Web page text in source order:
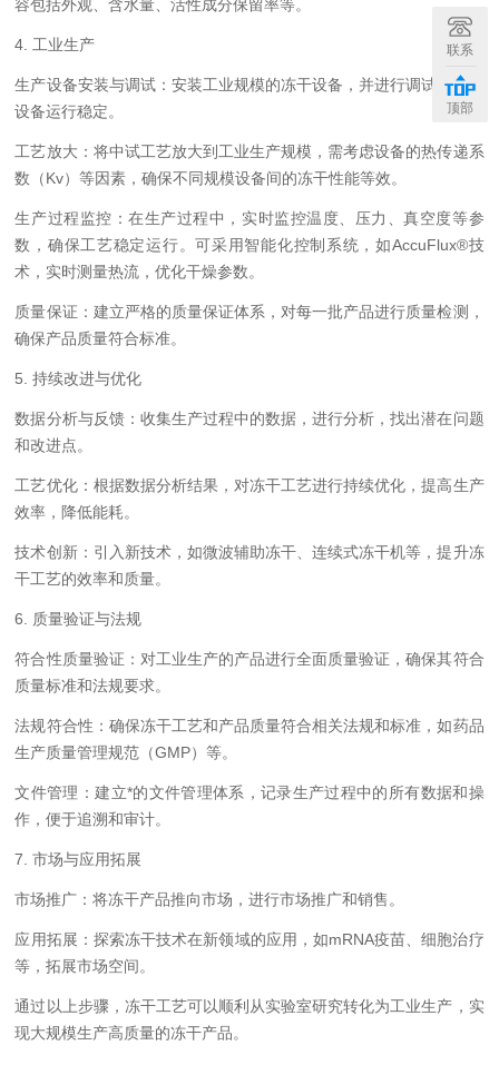
容包括外观、含水量、活性成分保留率等。
4. 工业生产
生产设备安装与调试：安装工业规模的冻干设备，并进行调试，确保
设备运行稳定。
工艺放大：将中试工艺放大到工业生产规模，需考虑设备的热传递系
数（Kv）等因素，确保不同规模设备间的冻干性能等效。
生产过程监控：在生产过程中，实时监控温度、压力、真空度等参
数，确保工艺稳定运行。可采用智能化控制系统，如AccuFlux®技
术，实时测量热流，优化干燥参数。
质量保证：建立严格的质量保证体系，对每一批产品进行质量检测，
确保产品质量符合标准。
5. 持续改进与优化
数据分析与反馈：收集生产过程中的数据，进行分析，找出潜在问题
和改进点。
工艺优化：根据数据分析结果，对冻干工艺进行持续优化，提高生产
效率，降低能耗。
技术创新：引入新技术，如微波辅助冻干、连续式冻干机等，提升冻
干工艺的效率和质量。
6. 质量验证与法规
符合性质量验证：对工业生产的产品进行全面质量验证，确保其符合
质量标准和法规要求。
法规符合性：确保冻干工艺和产品质量符合相关法规和标准，如药品
生产质量管理规范（GMP）等。
文件管理：建立*的文件管理体系，记录生产过程中的所有数据和操
作，便于追溯和审计。
7. 市场与应用拓展
市场推广：将冻干产品推向市场，进行市场推广和销售。
应用拓展：探索冻干技术在新领域的应用，如mRNA疫苗、细胞治疗
等，拓展市场空间。
通过以上步骤，冻干工艺可以顺利从实验室研究转化为工业生产，实
现大规模生产高质量的冻干产品。
联系
顶部